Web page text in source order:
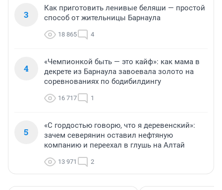
3
Как приготовить ленивые беляши — простой
способ от жительницы Барнаула
18 865 4
4
«Чемпионкой быть — это кайф»: как мама в
декрете из Барнаула завоевала золото на
соревнованиях по бодибилдингу
16 717 1
5
«С гордостью говорю, что я деревенский»:
зачем северянин оставил нефтяную
компанию и переехал в глушь на Алтай
13 971 2